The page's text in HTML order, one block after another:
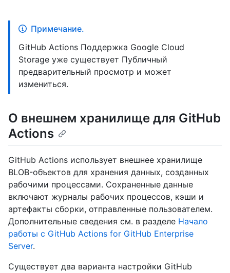
Примечание.
GitHub Actions Поддержка Google Cloud
Storage уже существует Публичный
предварительный просмотр и может
измениться.
О внешнем хранилище для GitHub
Actions
GitHub Actions использует внешнее хранилище
BLOB-объектов для хранения данных, созданных
рабочими процессами. Сохраненные данные
включают журналы рабочих процессов, кэши и
артефакты сборки, отправленные пользователем.
Дополнительные сведения см. в разделе Начало
работы с GitHub Actions for GitHub Enterprise
Server.
Существует два варианта настройки GitHub